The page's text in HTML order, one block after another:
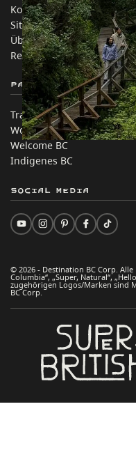
Kontakt
Sitemap
Über uns
Rechtliches & Richtlinien
Partnerseiten
Trade & Invest BC
Work BC
Welcome BC
Indigenes BC
© 2026 - Destination BC Corp.
Columbia“, „Super, Natural“,
zugehörigen Logos/Marken sind
BC Corp.
Social Media